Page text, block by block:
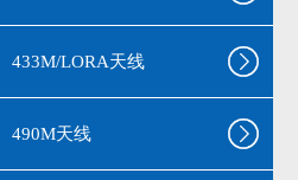
433M/LORA天线
490M天线